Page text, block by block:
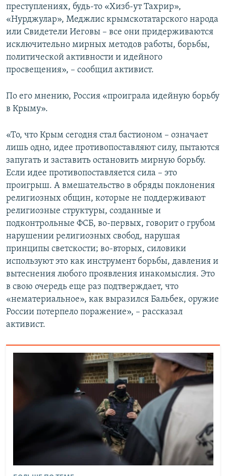
преступлениях, будь-то «Хизб-ут Тахрир»,
«Нурджулар», Меджлис крымскотатарского народа
или Свидетели Иеговы – все они придерживаются
исключительно мирных методов работы, борьбы,
политической активности и идейного
просвещения», – сообщил активист.
По его мнению, Россия «проиграла идейную борьбу
в Крыму».
«То, что Крым сегодня стал бастионом – означает
лишь одно, идее противопоставляют силу, пытаются
запугать и заставить остановить мирную борьбу.
Если идее противопоставляется сила – это
проигрыш. А вмешательство в обряды поклонения
религиозных общин, которые не поддерживают
религиозные структуры, созданные и
подконтрольные ФСБ, во-первых, говорит о грубом
нарушении религиозных свобод, нарушая
принципы светскости; во-вторых, силовики
используют это как инструмент борьбы, давления и
вытеснения любого проявления инакомыслия. Это
в свою очередь еще раз подтверждает, что
«нематериальное», как выразился Бальбек, оружие
России потерпело поражение», – рассказал
активист.